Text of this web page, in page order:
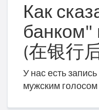
Как
банком"
(在银行
У нас есть
мужским